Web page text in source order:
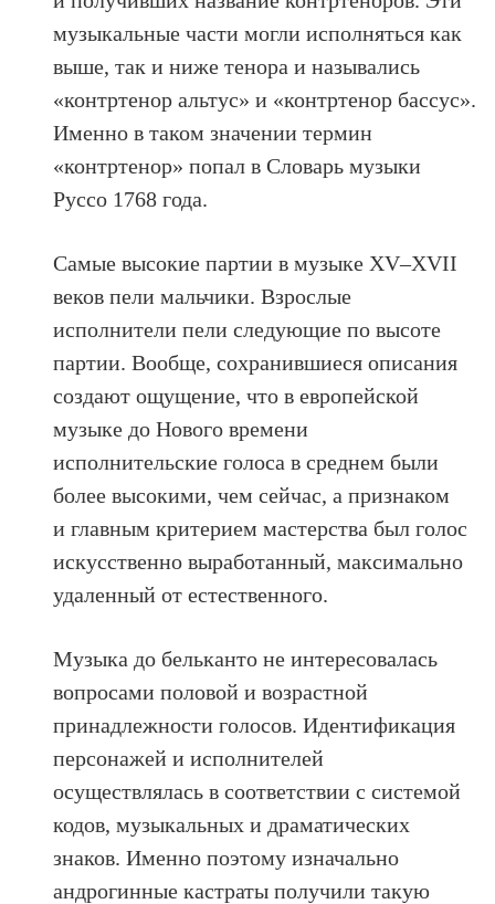
музыкальные части могли исполняться как
выше, так и ниже тенора и назывались
«контртенор альтус» и «контртенор бассус».
Именно в таком значении термин
«контртенор» попал в Словарь музыки
Руссо 1768 года.
Самые высокие партии в музыке XV–XVII
веков пели мальчики. Взрослые
исполнители пели следующие по высоте
партии. Вообще, сохранившиеся описания
создают ощущение, что в европейской
музыке до Нового времени
исполнительские голоса в среднем были
более высокими, чем сейчас, а признаком
и главным критерием мастерства был голос
искусственно выработанный, максимально
удаленный от естественного.
Музыка до бельканто не интересовалась
вопросами половой и возрастной
принадлежности голосов. Идентификация
персонажей и исполнителей
осуществлялась в соответствии с системой
кодов, музыкальных и драматических
знаков. Именно поэтому изначально
андрогинные кастраты получили такую